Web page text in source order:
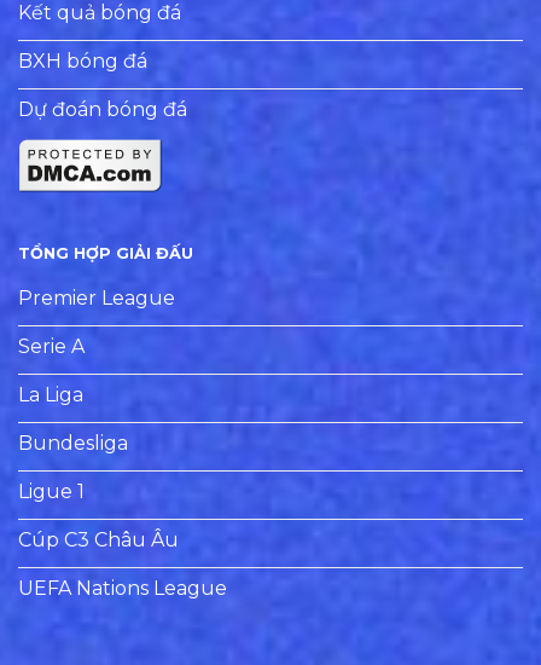
Kết quả bóng đá
BXH bóng đá
Dự đoán bóng đá
TỔNG HỢP GIẢI ĐẤU
Premier League
Serie A
La Liga
Bundesliga
Ligue 1
Cúp C3 Châu Âu
UEFA Nations League